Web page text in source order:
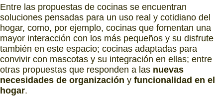
Entre las propuestas de cocinas se encuentran
soluciones pensadas para un uso real y cotidiano del
hogar, como, por ejemplo, cocinas que fomentan una
mayor interacción con los más pequeños y su disfrute
también en este espacio; cocinas adaptadas para
convivir con mascotas y su integración en ellas; entre
otras propuestas que responden a las nuevas
necesidades de organización y funcionalidad en el
hogar.